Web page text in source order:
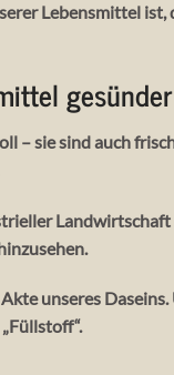
Lebensmittel
– sie sind auch
Landwirtschaft
unseres Daseins.